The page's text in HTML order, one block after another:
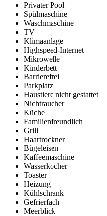
Privater Pool
Spülmaschine
Waschmaschine
TV
Klimaanlage
Highspeed-Internet
Mikrowelle
Kinderbett
Barrierefrei
Parkplatz
Haustiere nicht gestattet
Nichtraucher
Küche
Familienfreundlich
Grill
Haartrockner
Bügeleisen
Kaffeemaschine
Wasserkocher
Toaster
Heizung
Kühlschrank
Gefrierfach
Meerblick